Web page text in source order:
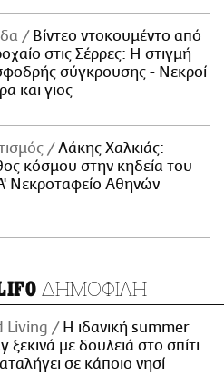
Βίντεο ντοκουμέντο από
στις Σέρρες: Η στιγμή
σύγκρουσης - Νεκροί
και γιος
Λάκης Χαλκιάς:
κόσμου στην κηδεία του
Νεκροταφείο Αθηνών
ΔΗΜΟΦΙΛΗ
Living
Η ιδανική summer
ξεκινά με δουλειά στο σπίτι
σε κάποιο νησί